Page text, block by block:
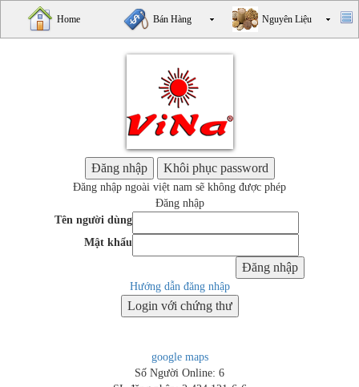
Home Bán Hàng Nguyên Liệu
Đăng nhập ngoài việt nam sẽ không được phép
Đăng nhập
Tên người dùng
Mật khẩu
Hướng dẫn đăng nhập
google maps
Số Người Online: 6